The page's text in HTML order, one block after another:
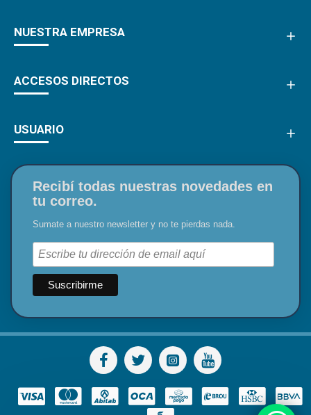
NUESTRA EMPRESA
ACCESOS DIRECTOS
USUARIO
Recibí todas nuestras novedades en
tu correo.
Sumate a nuestro newsletter y no te pierdas nada.